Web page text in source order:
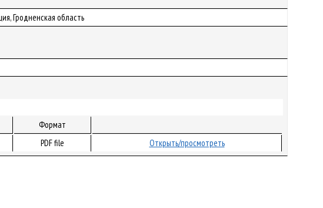
Гродненская область
Формат
PDF file Открыть/просмотреть